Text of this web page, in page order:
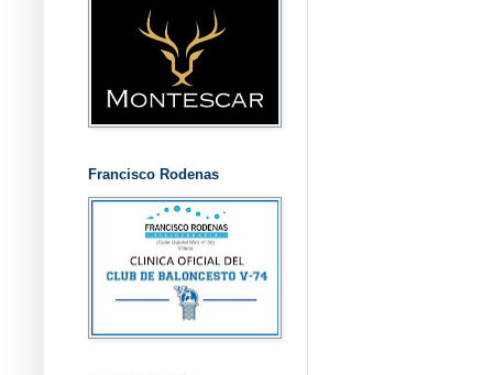
Francisco Rodenas